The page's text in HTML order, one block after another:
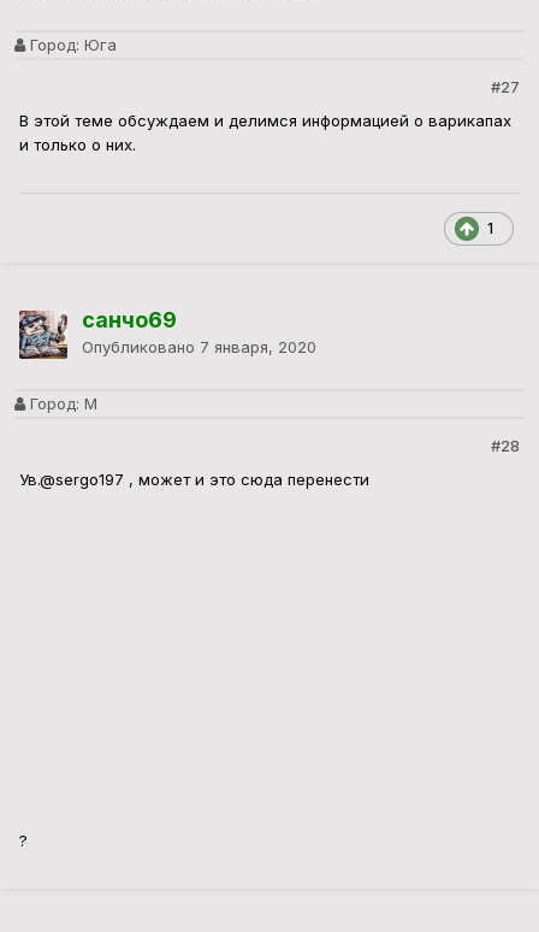
Город: Юга
#27
В этой теме обсуждаем и делимся информацией о варикапах
и только о них.
1
санчо69
Опубликовано 7 января, 2020
Город: М
#28
Ув.@sergo197 , может и это сюда перенести
?